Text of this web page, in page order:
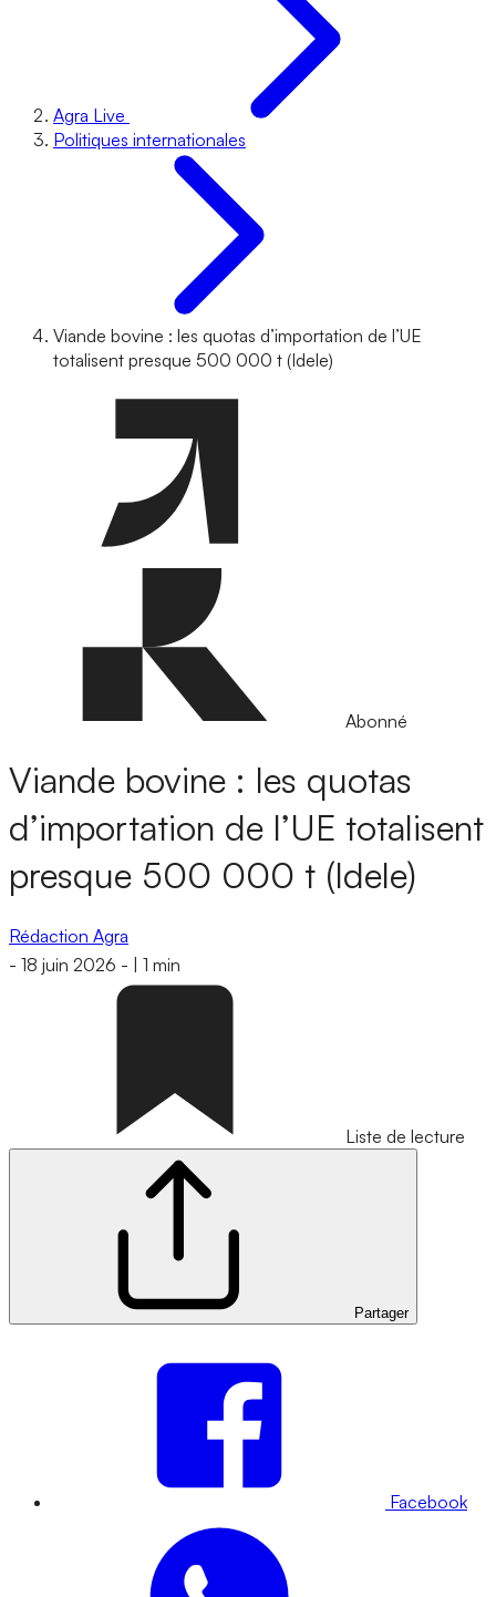
Agra Live
Politiques internationales
Viande bovine : les quotas d’importation de l’UE
totalisent presque 500 000 t (Idele)
Abonné
Viande bovine : les quotas
d’importation de l’UE totalisent
presque 500 000 t (Idele)
Rédaction Agra
- 18 juin 2026 - 1 min
Liste de lecture
Partager
Facebook